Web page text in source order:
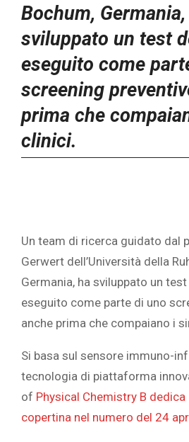
Bochum,
sviluppato un test
eseguito come
screening
prima che
clinici.
Un team di ricerca guidato dal
Gerwert dell’Università della
Germania, ha sviluppato un
eseguito come parte di uno
anche prima che compaiano i
Si basa sul sensore immuno-
tecnologia di piattaforma
of Physical Chemistry B
copertina nel numero del 24